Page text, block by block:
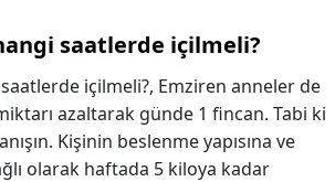
saatlerde içilmeli?
içilmeli?, Emziren anneler de
azaltarak günde 1 fincan. Tabi ki
Kişinin beslenme yapısına ve
olarak haftada 5 kiloya kadar